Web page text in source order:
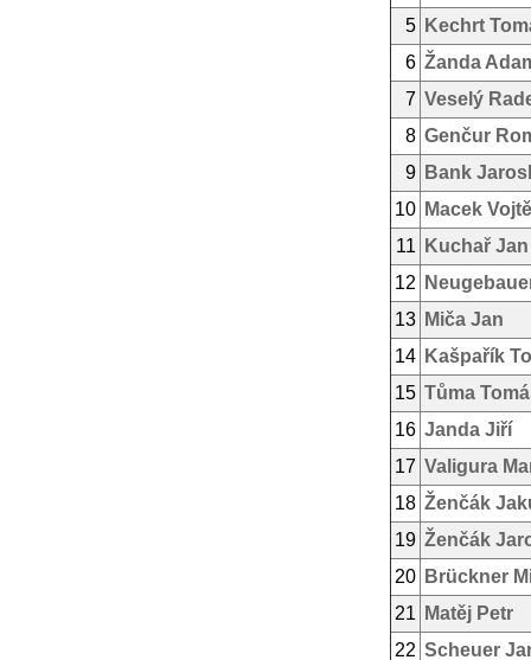
5 Kechrt
6 Žanda
7 Veselý
8 Genčur
9 Bank
10 Macek
11
Kuchař Jan
12
13 Miča Jan
14 Kašpařík
15 Tůma
16 Janda Jiří
17 Valigura
18 Ženčák
19 Ženčák
20 Brückner
21
Matěj Petr
22 Scheuer